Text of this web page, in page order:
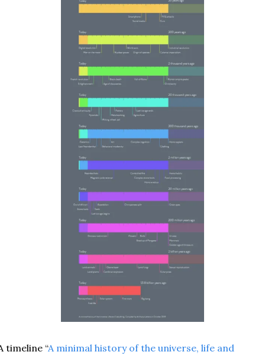
timeline “A minimal history of the universe, life and